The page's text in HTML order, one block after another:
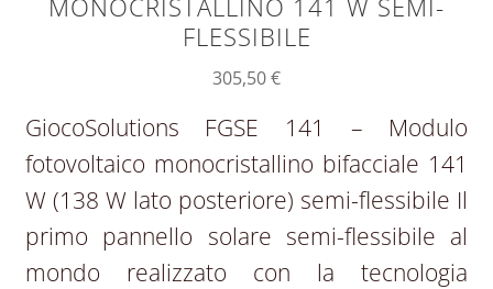
FLESSIBILE
305,50€
GiocoSolutions FGSE 141 – Modulo
fotovoltaico monocristallino bifacciale 141
W (138 W lato posteriore) semi-flessibile Il
primo pannello solare semi-flessibile al
mondo realizzato con la tecnologia